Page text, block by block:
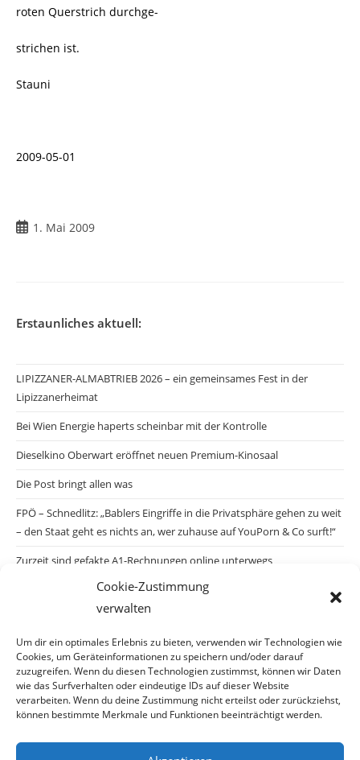
Cookie-Zustimmung
verwalten
Um dir ein optimales Erlebnis zu bieten, verwenden wir Technologien wie
Cookies, um Geräteinformationen zu speichern und/oder darauf
zuzugreifen. Wenn du diesen Technologien zustimmst, können wir Daten
wie das Surfverhalten oder eindeutige IDs auf dieser Website
verarbeiten. Wenn du deine Zustimmung nicht erteilst oder zurückziehst,
können bestimmte Merkmale und Funktionen beeinträchtigt werden.
roten Querstrich durchge-
strichen ist.
Stauni
2009-05-01
Beitrag1. Mai 2009
Erstaunliches aktuell:
LIPIZZANER-ALMABTRIEB 2026 – ein gemeinsames Fest in der
Lipizzanerheimat
Bei Wien Energie haperts scheinbar mit der Kontrolle
Dieselkino Oberwart eröffnet neuen Premium-Kinosaal
Die Post bringt allen was
FPÖ – Schnedlitz: „Bablers Eingriffe in die Privatsphäre gehen zu weit
– den Staat geht es nichts an, wer zuhause auf YouPorn & Co surft!“
Zurzeit sind gefakte A1-Rechnungen online unterwegs
Salzburgs Juden und ihre Sicherheit: „Erst nach einem Anschlag wäre
die Gefahr endlich konkret!“
Biologisches Wunder in Ceuta
Ein vermeintliches Abschiebemärchen
Archiv